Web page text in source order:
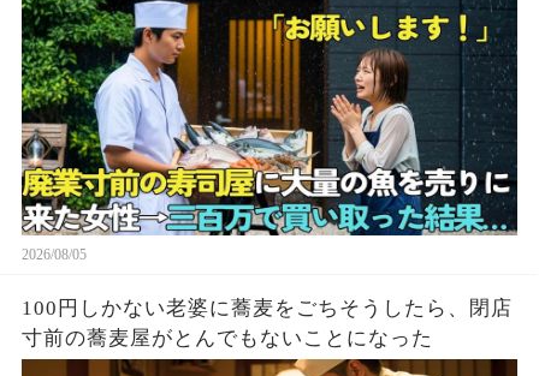
2026/08/05
100円しかない老婆に蕎麦をごちそうしたら、閉店
寸前の蕎麦屋がとんでもないことになった